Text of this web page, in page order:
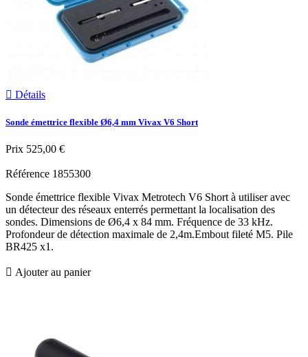
 Détails
Sonde émettrice flexible Ø6,4 mm Vivax V6 Short
Prix 525,00 €
Référence 1855300
Sonde émettrice flexible Vivax Metrotech V6 Short à utiliser avec
un détecteur des réseaux enterrés permettant la localisation des
sondes. Dimensions de Ø6,4 x 84 mm. Fréquence de 33 kHz.
Profondeur de détection maximale de 2,4m.Embout fileté M5. Pile
BR425 x1.
 Ajouter au panier